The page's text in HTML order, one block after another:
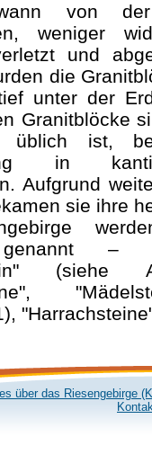
von
weniger
und
die
unter der
Granitblöcke
üblich ist,
in
Aufgrund
sie ihre
genannt –
(siehe
über das Riesengebirge